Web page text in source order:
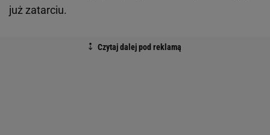
już zatarciu.